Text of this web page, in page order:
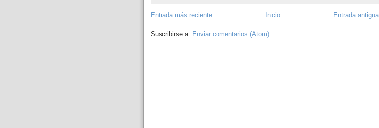
Entrada más reciente Entrada antigua
Inicio
Suscribirse a: Enviar comentarios (Atom)